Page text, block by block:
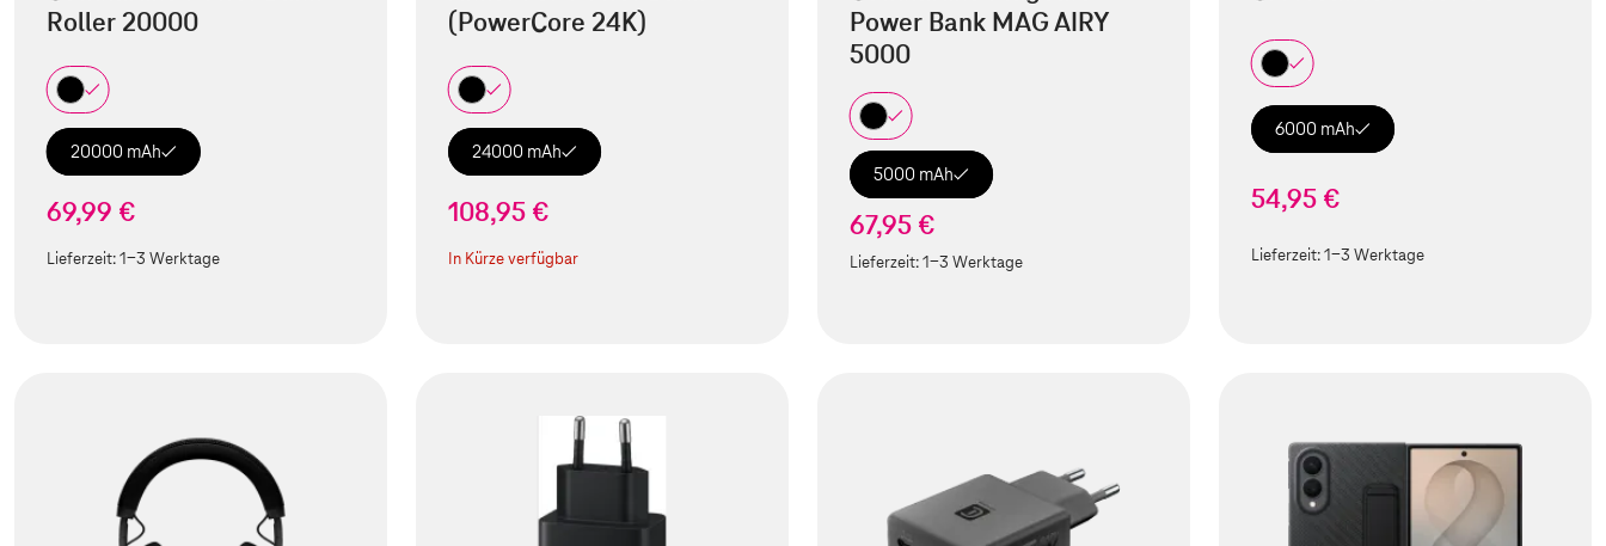
Roller 20000
20000 mAh
69,99 €
Lieferzeit:1-3 Werktage
(PowerCore 24K)
24000 mAh
108,95 €
In Kürze verfügbar
Power Bank MAG AIRY
5000
5000 mAh
67,95 €
Lieferzeit:1-3 Werktage
6000 mAh
54,95 €
Lieferzeit:1-3 Werktage